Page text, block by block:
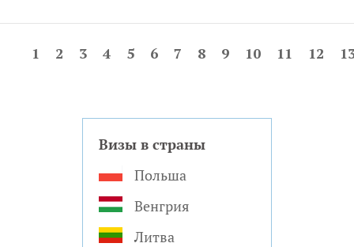
1 2 3 4 5 6 7 8 9 10 11 12
Визы в страны
Польша
Венгрия
Литва